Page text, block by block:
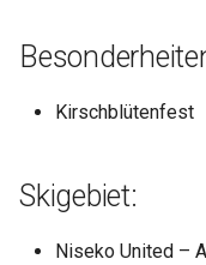
Kirschblütenfest
Skigebiet:
Niseko United –